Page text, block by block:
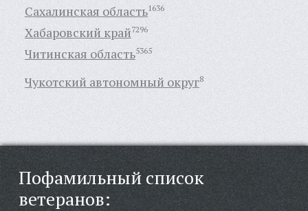
Сахалинская область1636
Хабаровский край7296
Читинская область5365
Чукотский автономный округ8
Пофамильный список
ветеранов: